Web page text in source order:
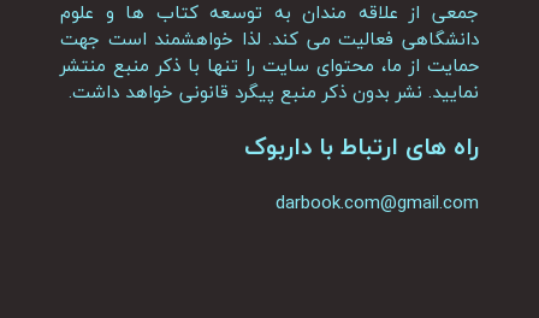
جمعی از علاقه مندان به توسعه کتاب ها و علوم
دانشگاهی فعالیت می کند. لذا خواهشمند است جهت
حمایت از ما، محتوای سایت را تنها با ذکر منبع منتشر
نمایید. نشر بدون ذکر منبع پیگرد قانونی خواهد داشت.
راه های ارتباط با داربوک
darbook.com@gmail.com